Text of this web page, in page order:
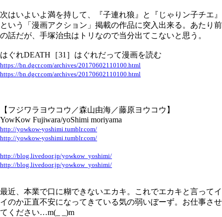
次はいよいよ満を持して、『子連れ狼』と『じゃりン子チエ』
という「漫画アクション」掲載の作品に突入出来る。あたり前
の話だが、手塚治虫はトリなので当分出てこないと思う。
はぐれDEATH［31］はぐれだって漫画を読む
https://bn.dgcr.com/archives/20170602110100.html
https://bn.dgcr.com/archives/20170602110100.html
【フジワラヨウコウ／森山由海／藤原ヨウコウ】
YowKow Fujiwara/yoShimi moriyama
http://yowkow-yoshimi.tumblr.com/
http://yowkow-yoshimi.tumblr.com/
http://blog.livedoor.jp/yowkow_yoshimi/
http://blog.livedoor.jp/yowkow_yoshimi/
最近、本業で口に糊できないエカキ。これでエカキと言ってイ
イのか正直不安になってきている気の弱いぼーず。お仕事させ
てください…m(_ _)m